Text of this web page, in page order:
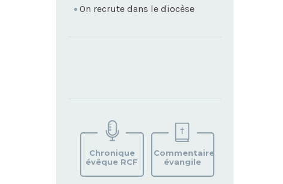
On recrute dans le diocèse
VOTRE
PAROISSE
Chronique
évêque RCF
Commentaire
évangile